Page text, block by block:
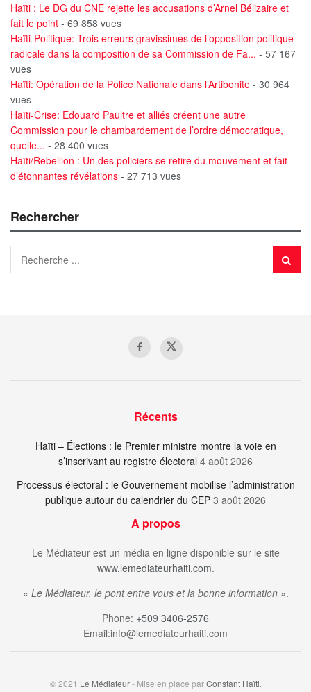
Haïti : Le DG du CNE rejette les accusations d’Arnel Bélizaire et
fait le point - 69 858 vues
Haïti-Politique: Trois erreurs gravissimes de l’opposition politique
radicale dans la composition de sa Commission de Fa... - 57 167
vues
Haïti: Opération de la Police Nationale dans l’Artibonite - 30 964
vues
Haïti-Crise: Edouard Paultre et alliés créent une autre
Commission pour le chambardement de l’ordre démocratique,
quelle... - 28 400 vues
Haïti/Rebellion : Un des policiers se retire du mouvement et fait
d’étonnantes révélations - 27 713 vues
Rechercher
Récents
Haïti – Élections : le Premier ministre montre la voie en
s’inscrivant au registre électoral 4 août 2026
Processus électoral : le Gouvernement mobilise l’administration
publique autour du calendrier du CEP 3 août 2026
A propos
Le Médiateur est un média en ligne disponible sur le site
www.lemediateurhaiti.com.
« Le Médiateur, le pont entre vous et la bonne information ».
Phone: +509 3406-2576
Email:info@lemediateurhaiti.com
© 2021 Le Médiateur- Mise en place parConstant Haïti